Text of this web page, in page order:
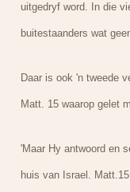
uitgedryf word. In die
buitestaanders wat
Daar is ook 'n tweede
Matt. 15 waarop gelet
'Maar Hy antwoord en
huis van Israel.